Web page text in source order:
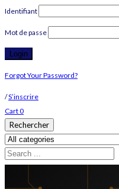
Identifiant
Mot de passe
Forgot Your Password?
/S’inscrire
Cart0
Rechercher